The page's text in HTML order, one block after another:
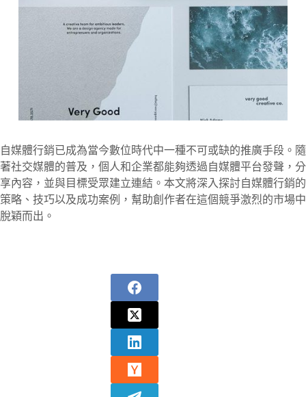
自媒體行銷已成為當今數位時代中一種不可或缺的推廣手段。隨
著社交媒體的普及，個人和企業都能夠透過自媒體平台發聲，分
享內容，並與目標受眾建立連結。本文將深入探討自媒體行銷的
策略、技巧以及成功案例，幫助創作者在這個競爭激烈的市場中
脫穎而出。